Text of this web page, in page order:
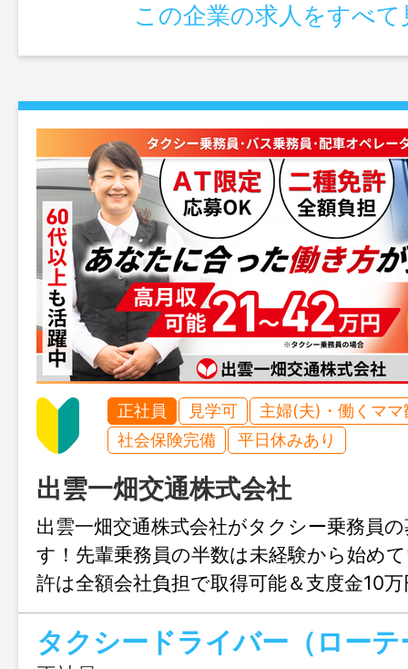
この企業の求人をすべて
正社員 見学可
主婦(夫)・働くママ
社会保険完備
平日休みあり
出雲一畑交通株式会社
出雲一畑交通株式会社がタクシー乗務員
す！先輩乗務員の半数は未経験から始め
許は全額会社負担で取得可能＆支度金10
機会に一畑グループの一員になりません
正社員の場合のみ支給）